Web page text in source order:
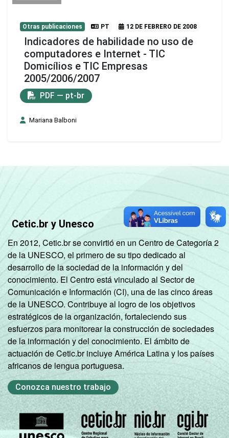
Otras publicaciones PT 12 DE FEBRERO DE 2008
Indicadores de habilidade no uso de
computadores e Internet - TIC
Domicílios e TIC Empresas
2005/2006/2007
PDF — pt-br
Mariana Balboni
Cetic.br y Unesco
En 2012, Cetic.br se convirtió en un Centro de Categoría 2
de la UNESCO, el primero de su tipo dedicado al
desarrollo de la sociedad de la información y del
conocimiento. El Centro está vinculado al Sector de
Comunicación e Información (CI), una de las cinco áreas
de la UNESCO. Contribuye al logro de los objetivos
estratégicos de la organización, fortaleciendo sus
esfuerzos para monitorear la construcción de sociedades
de la información y del conocimiento. El ámbito de
actuación de Cetic.br incluye América Latina y los países
africanos de lengua portuguesa.
Conozca nuestro trabajo